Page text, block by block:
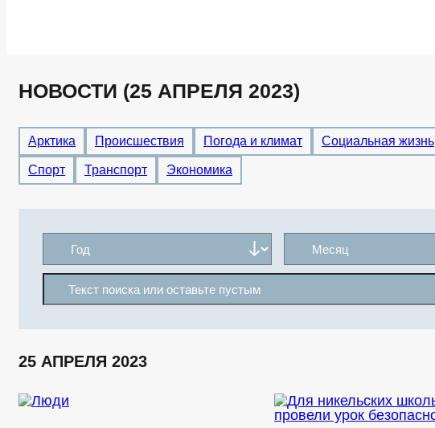
НОВОСТИ (25 АПРЕЛЯ 2023)
Арктика Происшествия Погода и климат Социальная жизнь
Спорт Транспорт Экономика
25 АПРЕЛЯ 2023